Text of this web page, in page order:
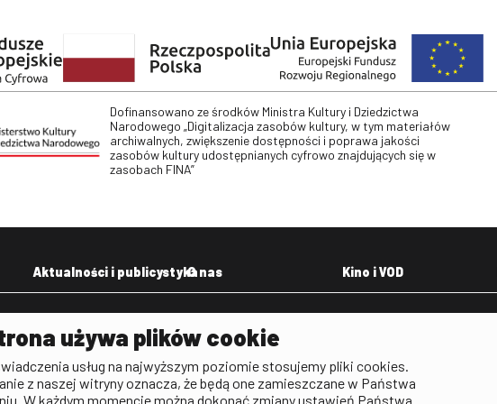
Dofinansowano ze środków Ministra Kultury i Dziedzictwa
Narodowego „Digitalizacja zasobów kultury, w tym materiałów
archiwalnych, zwiększenie dostępności i poprawa jakości
zasobów kultury udostępnianych cyfrowo znajdujących się w
zasobach FINA”
Aktualności i publicystyka
Aktualności
Publicystyka filmowa
O nas
Deklaracja dostępności
Kino i VOD
używa plików cookie
usług na najwyższym poziomie stosujemy pliki cookies.
z naszej witryny oznacza, że będą one zamieszczane w Państwa
W każdym momencie można dokonać zmiany ustawień Państwa